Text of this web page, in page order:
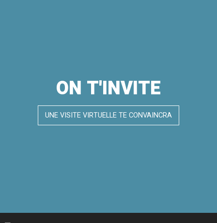
ON T'INVITE
UNE VISITE VIRTUELLE TE CONVAINCRA